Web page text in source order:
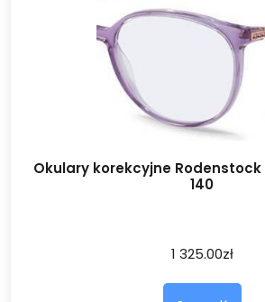
Okulary korekcyjne Rodenstock
140
1 325.00zł